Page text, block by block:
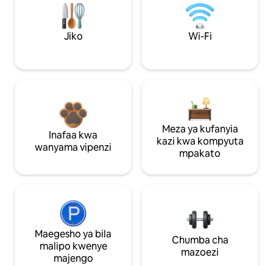
Jiko Wi-Fi
Inafaa kwa
wanyama vipenzi
Meza ya kufanyia
kazi kwa kompyuta
mpakato
Maegesho ya bila
malipo kwenye
majengo
Chumba cha
mazoezi